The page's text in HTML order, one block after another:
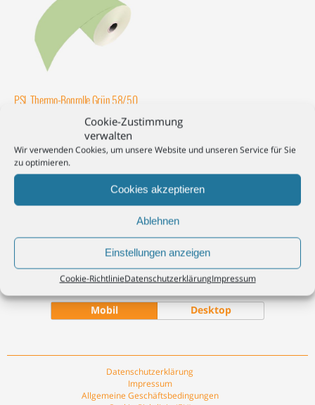
Cookie-Zustimmung
verwalten
Wir verwenden Cookies, um unsere Website und unseren Service für Sie
zu optimieren.
Cookies akzeptieren
Ablehnen
Einstellungen anzeigen
Cookie-RichtlinieDatenschutzerklärungImpressum
PSL Thermo-Bonrolle Grün 58/50
Weiterlesen
Zum Seitenanfang
Mobil Desktop
Datenschutzerklärung
Impressum
Allgemeine Geschäftsbedingungen